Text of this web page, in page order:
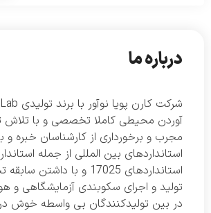
درباره ما
آوردن محیطی کاملا تخصصی و با تلاش
مجرب و برخورداری از کارشناسان خبره و
استانداردهای 17025 و با
تولید و اجرای سکوبندی آزمایشگاهی و
در بین تولیدکنندگان بی واسطه خوش